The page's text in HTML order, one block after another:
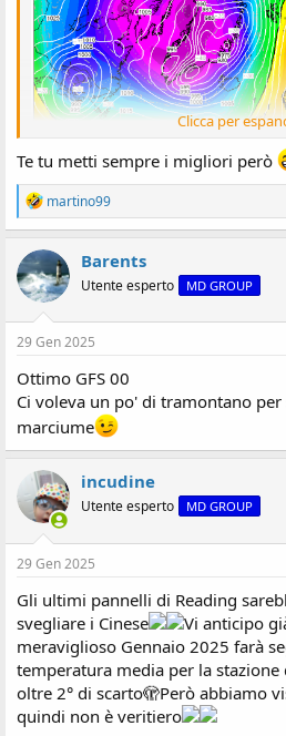
Clicca per
Te tu metti sempre i migliori però
R
e
a
z
i
o
n
i
:
martino99
Barents
Utente esperto MD GROUP
29 Gen 2025
Ottimo GFS 00
Ci voleva un po' di tramontano per
marciume
incudine
Utente esperto MD GROUP
29 Gen 2025
Gli ultimi pannelli di Reading
svegliare i Cinese
Vi anticipo
meraviglioso Gennaio 2025 farà
temperatura media per la
oltre 2° di scarto🫣Però abbiamo
quindi non è veritiero